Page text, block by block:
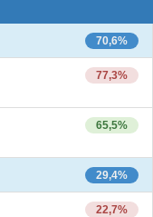
70,6%
77,3%
65,5%
29,4%
22,7%